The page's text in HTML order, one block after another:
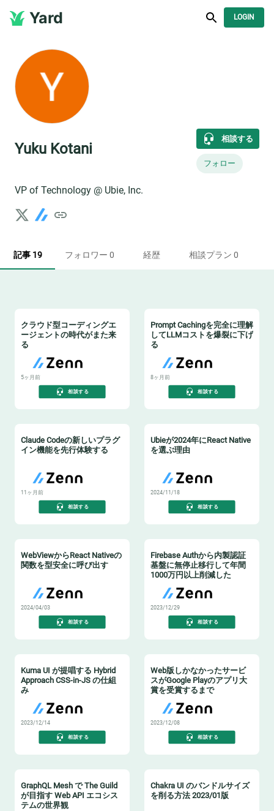
Yard LOGIN
Yuku Kotani
相談する
フォロー
VP of Technology @ Ubie, Inc.
記事 19 フォロワー 0 経歴 相談プラン 0
クラウド型コーディングエ
ージェントの時代がまた来
る
5ヶ月前
相談する
Prompt Cachingを完全に理解
してLLMコストを爆裂に下げ
る
8ヶ月前
相談する
Claude Codeの新しいプラグ
イン機能を先行体験する
11ヶ月前
相談する
Ubieが2024年にReact Native
を選ぶ理由
2024/11/18
相談する
WebViewからReact Nativeの
関数を型安全に呼び出す
2024/04/03
相談する
Firebase Authから内製認証
基盤に無停止移行して年間
1000万円以上削減した
2023/12/29
相談する
Kuma UI が提唱する Hybrid
Approach CSS-in-JS の仕組
み
2023/12/14
相談する
Web版しかなかったサービ
スがGoogle Playのアプリ大
賞を受賞するまで
2023/12/08
相談する
GraphQL Mesh で The Guild
が目指す Web API エコシス
テムの世界観
Chakra UI のバンドルサイズ
を削る方法 2023/01版